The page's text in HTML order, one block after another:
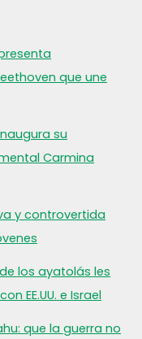
que une
su
Carmina
y controvertida
los ayatolás les
EE.UU. e Israel
que la guerra no